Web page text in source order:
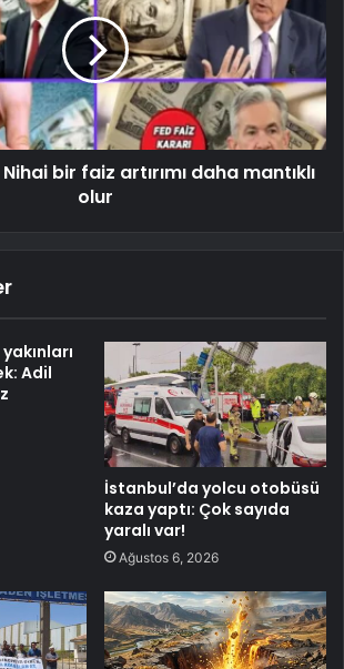
bir faiz artırımı daha mantıklı
olur
Adil
İstanbul’da yolcu otobüsü
kaza yaptı: Çok sayıda
yaralı var!
Ağustos 6, 2026